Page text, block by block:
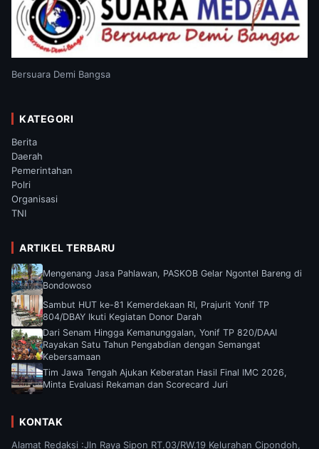
Bersuara Demi Bangsa
KATEGORI
Berita
Daerah
Pemerintahan
Polri
Organisasi
TNI
ARTIKEL TERBARU
Mengenang Jasa Pahlawan, PASKOB Gelar Ngontel Bareng di
Bondowoso
Sambut HUT ke-81 Kemerdekaan RI, Prajurit Yonif TP
804/DBAY Ikuti Kegiatan Donor Darah
Dari Senam Hingga Kemanunggalan, Yonif TP 820/DAAI
Rayakan Satu Tahun Pengabdian dengan Semangat
Kebersamaan
Tim Jawa Tengah Ajukan Keberatan Hasil Final IMC 2026,
Minta Evaluasi Rekaman dan Scorecard Juri
KONTAK
Alamat Redaksi :Jln Raya Sipon RT.03/RW.19 Kelurahan Cipondoh,